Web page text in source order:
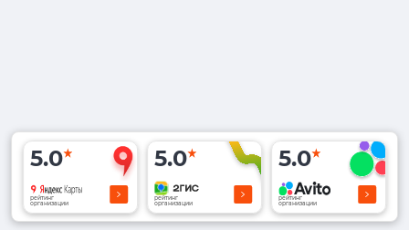
5.0
рейтинг
организации
5.0
рейтинг
организации
5.0
рейтинг
организации